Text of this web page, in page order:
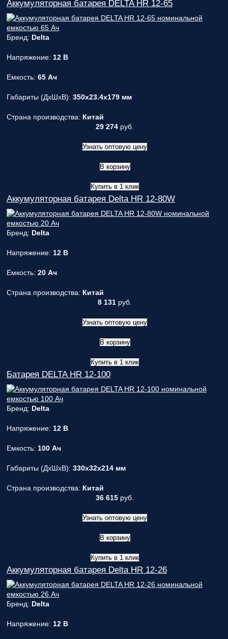
Аккумуляторная батарея DELTA HR 12-65
Бренд: Delta
Напряжение: 12 В
Емкость: 65 Ач
Габариты (ДxШxВ): 350x23.4x179 мм
Страна производства: Китай
29 274 руб.
Узнать оптовую цену
В корзину
Купить в 1 клик
Аккумуляторная батарея Delta HR 12-80W
Бренд: Delta
Напряжение: 12 В
Емкость: 20 Ач
Страна производства: Китай
8 131 руб.
Узнать оптовую цену
В корзину
Купить в 1 клик
Батарея DELTA HR 12-100
Бренд: Delta
Напряжение: 12 В
Емкость: 100 Ач
Габариты (ДxШxВ): 330x32x214 мм
Страна производства: Китай
36 615 руб.
Узнать оптовую цену
В корзину
Купить в 1 клик
Аккумуляторная батарея Delta HR 12-26
Бренд: Delta
Напряжение: 12 В